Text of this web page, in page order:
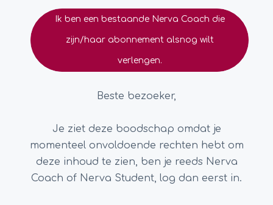
Ik ben een bestaande Nerva Coach die
zijn/haar abonnement alsnog wilt
verlengen.
Beste bezoeker,
Je ziet deze boodschap omdat je
momenteel onvoldoende rechten hebt om
deze inhoud te zien, ben je reeds Nerva
Coach of Nerva Student, log dan eerst in.